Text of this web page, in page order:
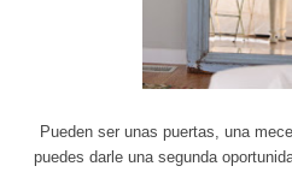
Pueden ser unas puertas, una
puedes darle una segunda